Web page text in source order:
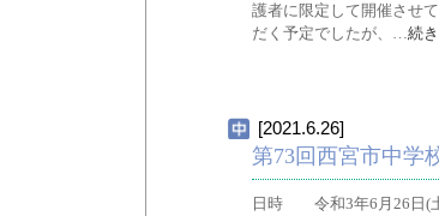
護者に限定して開催させ
だく予定でしたが、…続
[2021.6.26]
第73回西宮市中学
日時 令和3年6月26日(